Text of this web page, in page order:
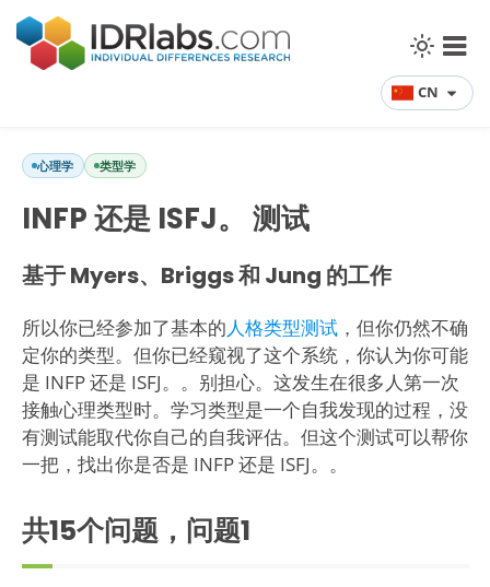
CN
心理学 类型学
INFP 还是 ISFJ。 测试
基于 Myers、Briggs 和 Jung 的工作
所以你已经参加了基本的人格类型测试，但你仍然不确
定你的类型。但你已经窥视了这个系统，你认为你可能
是 INFP 还是 ISFJ。。别担心。这发生在很多人第一次
接触心理类型时。学习类型是一个自我发现的过程，没
有测试能取代你自己的自我评估。但这个测试可以帮你
一把，找出你是否是 INFP 还是 ISFJ。。
共15个问题，问题1